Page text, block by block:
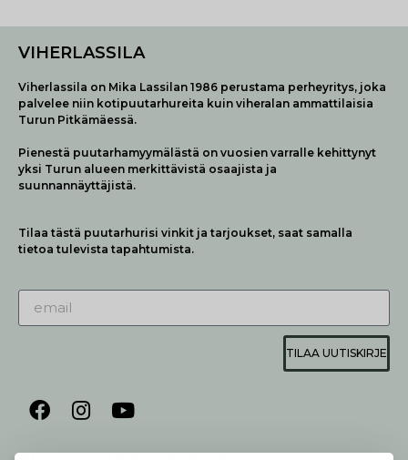
VIHERLASSILA
Viherlassila on Mika Lassilan 1986 perustama perheyritys, joka
palvelee niin kotipuutarhureita kuin viheralan ammattilaisia
Turun Pitkämäessä.
Pienestä puutarhamyymälästä on vuosien varralle kehittynyt
yksi Turun alueen merkittävistä osaajista ja
suunnannäyttäjistä.
Tilaa tästä puutarhurisi vinkit ja tarjoukset, saat samalla
tietoa tulevista tapahtumista.
TILAA UUTISKIRJE